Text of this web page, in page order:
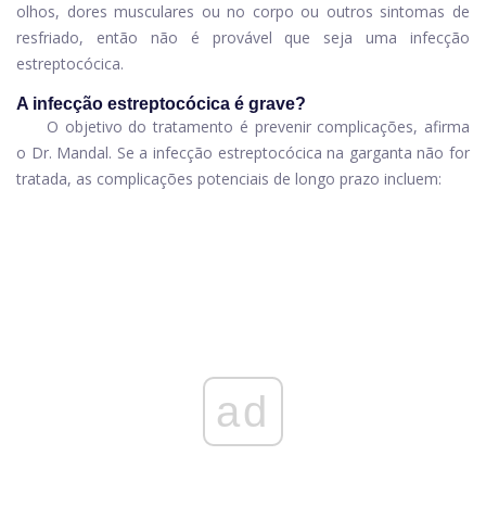
olhos, dores musculares ou no corpo ou outros sintomas de
resfriado, então não é provável que seja uma infecção
estreptocócica.
A infecção estreptocócica é grave?
O objetivo do tratamento é prevenir complicações, afirma
o Dr. Mandal. Se a infecção estreptocócica na garganta não for
tratada, as complicações potenciais de longo prazo incluem:
ad